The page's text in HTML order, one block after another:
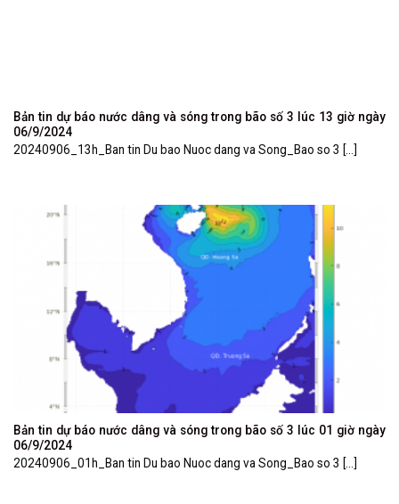
Bản tin dự báo nước dâng và sóng trong bão số 3 lúc 13 giờ ngày
06/9/2024
20240906_13h_Ban tin Du bao Nuoc dang va Song_Bao so 3 [...]
Bản tin dự báo nước dâng và sóng trong bão số 3 lúc 01 giờ ngày
06/9/2024
20240906_01h_Ban tin Du bao Nuoc dang va Song_Bao so 3 [...]